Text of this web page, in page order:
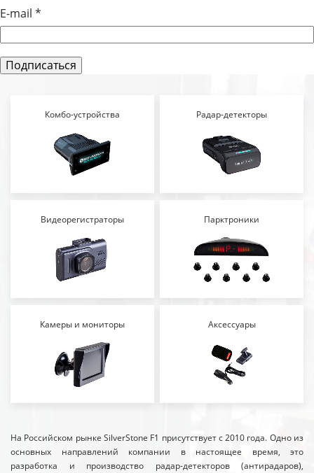
E-mail *
Комбо-устройства Радар-детекторы
Видеорегистраторы Парктроники
Камеры и мониторы Аксессуары
На Российском рынке SilverStone F1 присутствует с 2010 года. Одно из
основных направлений компании в настоящее время, это
разработка и производство радар-детекторов (антирадаров),